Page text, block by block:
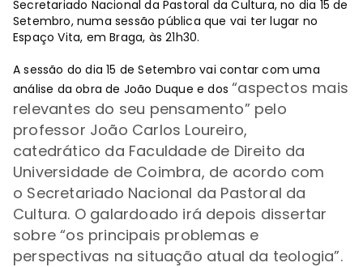
Secretariado Nacional da Pastoral da Cultura, no dia 15 de
Setembro, numa sessão pública que vai ter lugar no
Espaço Vita, em Braga, às 21h30.
A sessão do dia 15 de Setembro vai contar com uma
análise da obra de João Duque e dos“aspectos mais
relevantes do seu pensamento” pelo
professor João Carlos Loureiro,
catedrático da Faculdade de Direito da
Universidade de Coimbra, de acordo com
o Secretariado Nacional da Pastoral da
Cultura. O galardoado irá depois dissertar
sobre“os principais problemas e
perspectivas na situação atual da teologia”.